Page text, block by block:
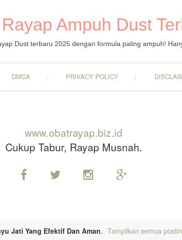
Ampuh Dust
Dust terbaru 2025 dengan formula paling ampuh!
DMCA PRIVACY POLICY
www.obatrayap.biz.id
Cukup Tabur, Rayap Musnah.
Jati Yang Efektif Dan Aman. Tampilkan semua